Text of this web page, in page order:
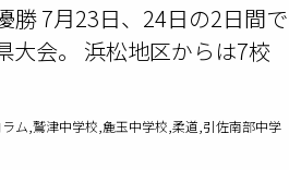
勝 7月23日、24日の2日間で
大会。 浜松地区からは7校
ム,鷲津中学校,麁玉中学校,柔道,引佐南部中学